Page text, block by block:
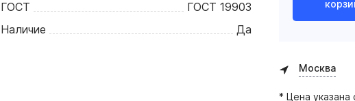
ГОСТ
ГОСТ 19903
Наличие
Да
Москва
* Цена указана